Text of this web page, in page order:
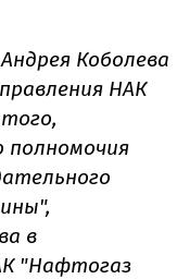
Коболева
НАК
полномочия
в
"Нафтогаз